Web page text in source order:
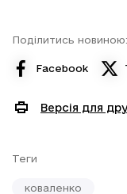
Поділитись новиною:
Facebook
Версія для
Теги
коваленко